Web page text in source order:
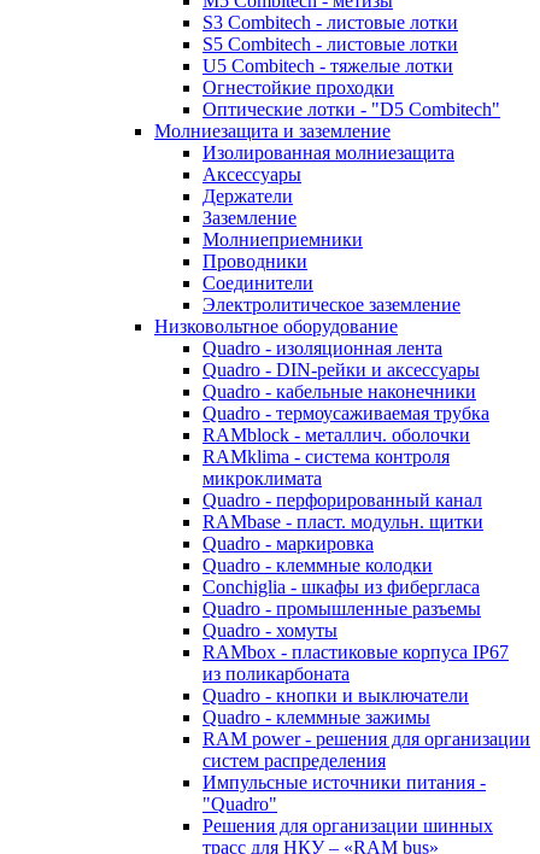
S3 Combitech - листовые лотки
S5 Combitech - листовые лотки
U5 Combitech - тяжелые лотки
Огнестойкие проходки
Оптические лотки - "D5 Combitech"
Молниезащита и заземление
Изолированная молниезащита
Аксессуары
Держатели
Заземление
Молниеприемники
Проводники
Соединители
Электролитическое заземление
Низковольтное оборудование
Quadro - изоляционная лента
Quadro - DIN-рейки и аксессуары
Quadro - кабельные наконечники
Quadro - термоусаживаемая трубка
RAMblock - металлич. оболочки
RAMklima - система контроля
микроклимата
Quadro - перфорированный канал
RAMbase - пласт. модульн. щитки
Quadro - маркировка
Quadro - клеммные колодки
Conchiglia - шкафы из фибергласа
Quadro - промышленные разъемы
Quadro - хомуты
RAMbox - пластиковые корпуса IP67
из поликарбоната
Quadro - кнопки и выключатели
Quadro - клеммные зажимы
RAM power - решения для организации
систем распределения
Импульсные источники питания -
"Quadro"
Решения для организации шинных
трасс для НКУ – «RAM bus»